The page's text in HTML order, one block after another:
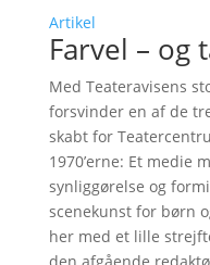
Artikel
Farvel – og
Med Teateravisens
forsvinder en af de
skabt for
1970’erne: Et medie
synliggørelse og
scenekunst for børn
her med et lille